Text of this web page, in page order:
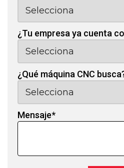
¿Tu empresa ya cuenta
¿Qué máquina CNC
Mensaje*